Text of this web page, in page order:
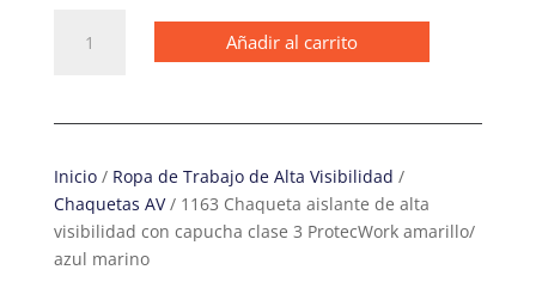
Chaqueta
alta
con
capucha
clase
3
Añadir al carrito
Inicio/ Ropa de Trabajo de Alta Visibilidad /
Chaquetas AV/ 1163 Chaqueta aislante de alta
visibilidad con capucha clase 3 ProtecWork amarillo/
azul marino